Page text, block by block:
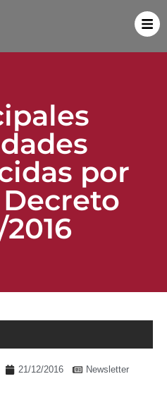
por
21/12/2016 Newsletter